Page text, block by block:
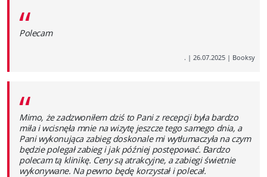
“
Polecam
. | 26.07.2025 | Booksy
“
Mimo, że zadzwoniłem dziś to Pani z recepcji była bardzo
miła i wcisnęła mnie na wizytę jeszcze tego samego dnia, a
Pani wykonująca zabieg doskonale mi wytłumaczyła na czym
będzie polegał zabieg i jak później postępować. Bardzo
polecam tą klinikę. Ceny są atrakcyjne, a zabiegi świetnie
wykonywane. Na pewno będę korzystał i polecał.